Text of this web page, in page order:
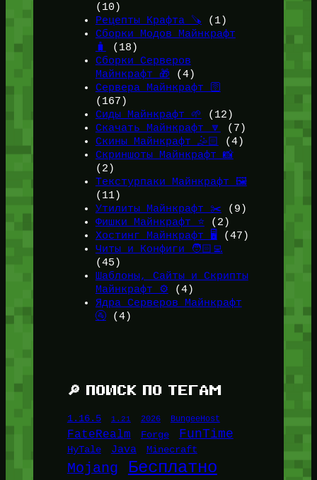
(10)
Рецепты Крафта 🪚 (1)
Сборки Модов Майнкрафт
🧳
(18)
Сборки Серверов
Майнкрафт 🎁 (4)
Сервера Майнкрафт 🛜
(167)
Сиды Майнкрафт 🌱
(12)
Скачать Майнкрафт 🔽
(7)
Скины Майнкрафт 🤹🏻
(4)
Скриншоты Майнкрафт 📸
(2)
Текстурпаки Майнкрафт 🖼️
(11)
Утилиты Майнкрафт ✂️ (9)
Фишки Майнкрафт ⭐(2)
Хостинг Майнкрафт 🖥️ (47)
Читы и Конфиги 🧑🏻‍💻
(45)
Шаблоны, Сайты и Скрипты
Майнкрафт ⚙️ (4)
Ядра Серверов Майнкрафт
🚰(4)
🔎 ПОИСК ПО ТЕГАМ
1.16.5 1.21 2026 BungeeHost
FateRealm Forge FunTime
HyTale Java Minecraft
Mojang Бесплатно